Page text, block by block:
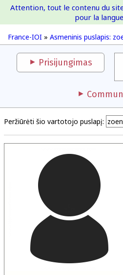
France-IOI » Asmeninis puslapis:
Attention, tout le contenu du
pour la
Prisijungimas
Peržiūrėti šio vartotojo puslapį: